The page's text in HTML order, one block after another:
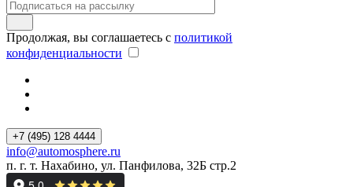
Продолжая, вы соглашаетесь с политикой
конфиденциальности
+7 (495) 128 4444
info@automosphere.ru
п. г. т. Нахабино, ул. Панфилова, 32Б стр.2